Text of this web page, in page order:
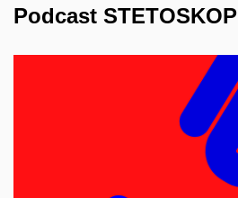
Podcast STETOSKOP